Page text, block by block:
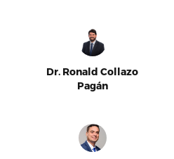
Dr. Ronald Collazo
Pagán